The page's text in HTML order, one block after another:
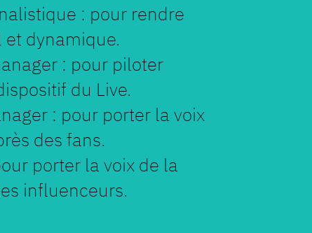
: pour rendre
et dynamique.
: pour piloter
du Live.
: pour porter la voix
des fans.
porter la voix de la
influenceurs.